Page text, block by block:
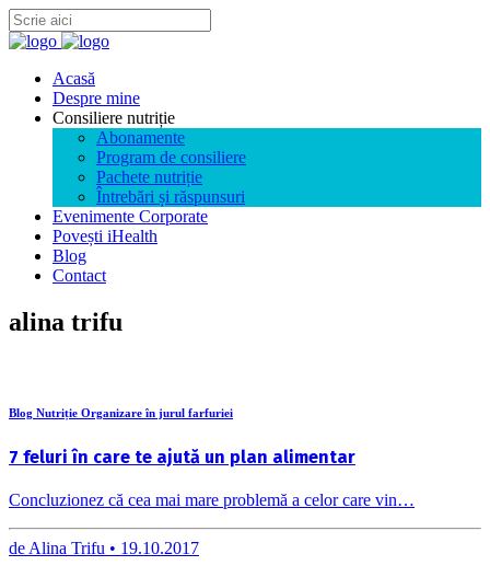
Acasă
Despre mine
Consiliere nutriție
Abonamente
Program de consiliere
Pachete nutriție
Întrebări și răspunsuri
Evenimente Corporate
Povești iHealth
Blog
Contact
alina trifu
Blog Nutriție Organizare în jurul farfuriei
7 feluri în care te ajută un plan alimentar
Concluzionez că cea mai mare problemă a celor care vin…
de Alina Trifu • 19.10.2017